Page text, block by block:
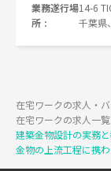
業務遂行場
所
14-6
千葉県
在宅ワークの求人・
在宅ワークの求人一覧
建築金物設計の実務
金物の上流工程に携